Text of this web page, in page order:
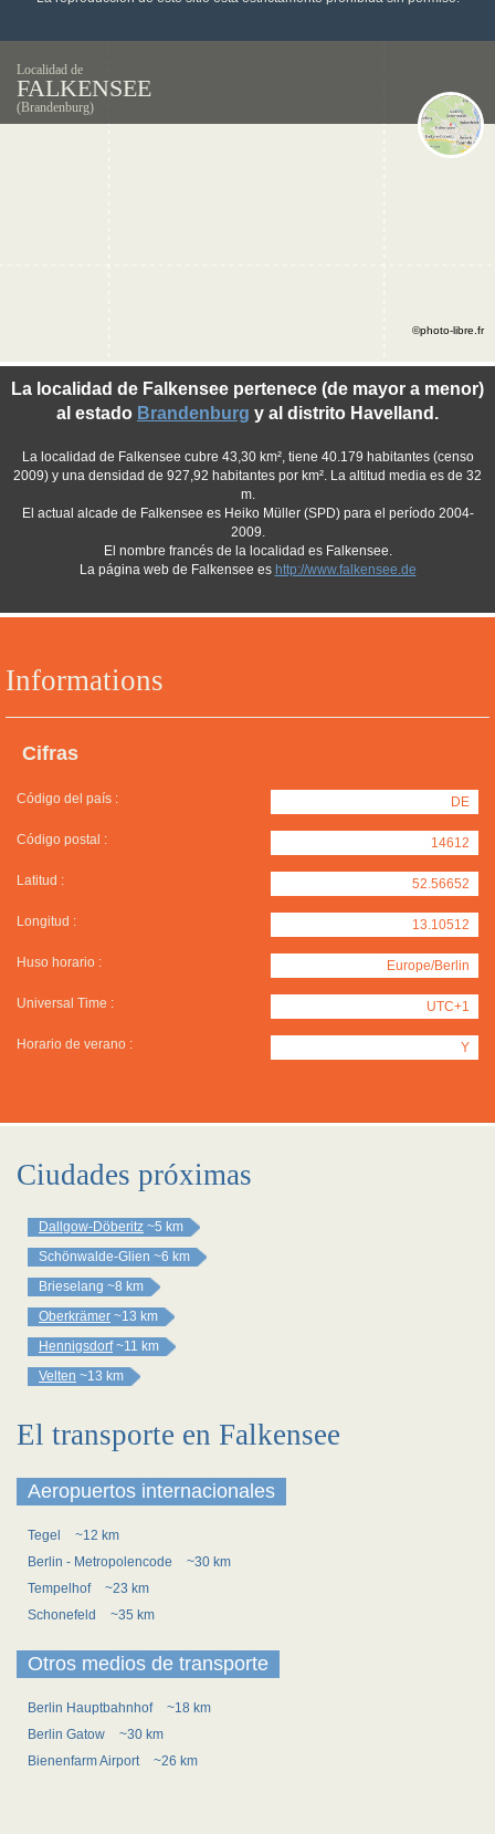
Localidad de
FALKENSEE
(Brandenburg)
Informations
Cifras
Código del país : DE
Código postal : 14612
Latitud : 52.56652
Longitud : 13.10512
Huso horario : Europe/Berlin
Universal Time : UTC+1
Horario de verano : Y
La localidad de Falkensee pertenece (de mayor a menor)
al estado Brandenburg y al distrito Havelland.
La localidad de Falkensee cubre 43,30 km², tiene 40.179 habitantes (censo
2009) y una densidad de 927,92 habitantes por km². La altitud media es de 32
m.
El actual alcade de Falkensee es Heiko Müller (SPD) para el período 2004-
2009.
El nombre francés de la localidad es Falkensee.
La página web de Falkensee es http://www.falkensee.de
©photo-libre.fr
Ciudades próximas
Dallgow-Döberitz ~5 km
Schönwalde-Glien ~6 km
Brieselang ~8 km
Oberkrämer ~13 km
Hennigsdorf ~11 km
Velten ~13 km
El transporte en Falkensee
Aeropuertos internacionales
Tegel
~12 km
Berlin - Metropolencode
~30 km
Tempelhof
~23 km
Schonefeld
~35 km
Otros medios de transporte
Berlin Hauptbahnhof
~18 km
Berlin Gatow
~30 km
Bienenfarm Airport
~26 km